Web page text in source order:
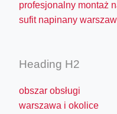
profesjonalny montaż
sufit napinany
Heading H2
obszar obsługi
warszawa i okolice